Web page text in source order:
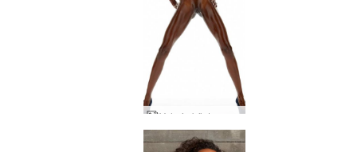
Valerie bästa av studionakenbilder